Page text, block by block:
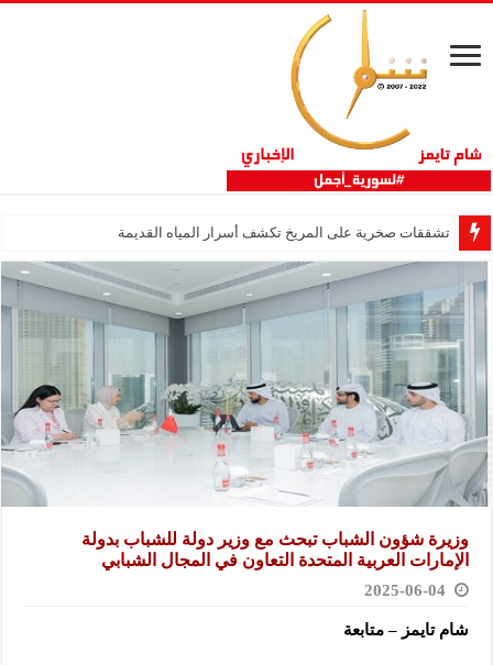
تشققات صخرية على المريخ تكشف أسرار المياه القديمة
وزيرة شؤون الشباب تبحث مع وزير دولة للشباب بدولة
الإمارات العربية المتحدة التعاون في المجال الشبابي
2025-06-04
شام تايمز – متابعة